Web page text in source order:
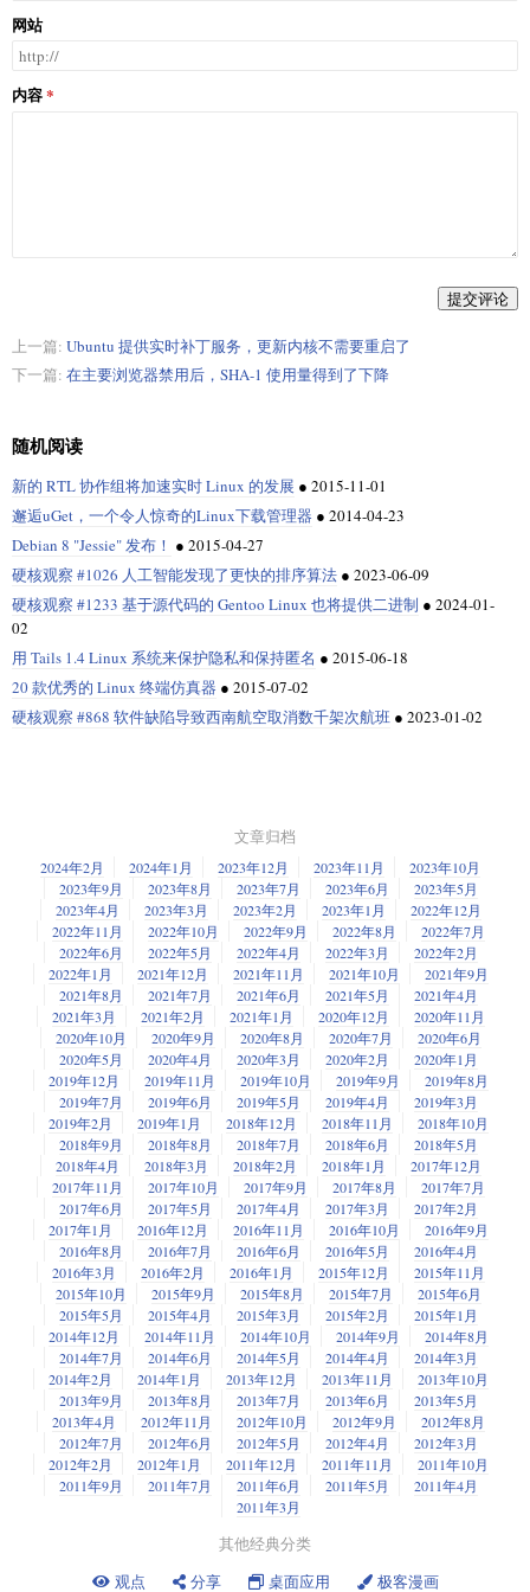
网站
内容
提交评论
上一篇: Ubuntu 提供实时补丁服务，更新内核不需要重启了
下一篇: 在主要浏览器禁用后，SHA-1 使用量得到了下降
随机阅读
新的 RTL 协作组将加速实时 Linux 的发展 ● 2015-11-01
邂逅uGet，一个令人惊奇的Linux下载管理器 ● 2014-04-23
Debian 8 "Jessie" 发布！ ● 2015-04-27
硬核观察 #1026 人工智能发现了更快的排序算法 ● 2023-06-09
硬核观察 #1233 基于源代码的 Gentoo Linux 也将提供二进制 ● 2024-01-
02
用 Tails 1.4 Linux 系统来保护隐私和保持匿名 ● 2015-06-18
20 款优秀的 Linux 终端仿真器 ● 2015-07-02
硬核观察 #868 软件缺陷导致西南航空取消数千架次航班 ● 2023-01-02
文章归档
2024年2月 2024年1月 2023年12月 2023年11月
2023年10月
2023年9月
2023年8月 2023年7月 2023年6月
2023年5月
2023年4月
2023年3月 2023年2月 2023年1月
2022年12月
2022年11月
2022年10月 2022年9月 2022年8月
2022年7月
2022年6月
2022年5月 2022年4月 2022年3月
2022年2月
2022年1月
2021年12月 2021年11月 2021年10月
2021年9月
2021年8月
2021年7月 2021年6月 2021年5月
2021年4月
2021年3月
2021年2月 2021年1月 2020年12月
2020年11月
2020年10月
2020年9月 2020年8月 2020年7月
2020年6月
2020年5月
2020年4月 2020年3月 2020年2月
2020年1月
2019年12月
2019年11月 2019年10月 2019年9月
2019年8月
2019年7月
2019年6月 2019年5月 2019年4月
2019年3月
2019年2月
2019年1月 2018年12月 2018年11月
2018年10月
2018年9月
2018年8月 2018年7月 2018年6月
2018年5月
2018年4月
2018年3月 2018年2月 2018年1月
2017年12月
2017年11月
2017年10月 2017年9月 2017年8月
2017年7月
2017年6月
2017年5月 2017年4月 2017年3月
2017年2月
2017年1月
2016年12月 2016年11月 2016年10月
2016年9月
2016年8月
2016年7月 2016年6月 2016年5月
2016年4月
2016年3月
2016年2月 2016年1月 2015年12月
2015年11月
2015年10月
2015年9月 2015年8月 2015年7月
2015年6月
2015年5月
2015年4月 2015年3月 2015年2月
2015年1月
2014年12月
2014年11月 2014年10月 2014年9月
2014年8月
2014年7月
2014年6月 2014年5月 2014年4月
2014年3月
2014年2月
2014年1月 2013年12月 2013年11月
2013年10月
2013年9月
2013年8月 2013年7月 2013年6月
2013年5月
2013年4月
2012年11月 2012年10月 2012年9月
2012年8月
2012年7月
2012年6月 2012年5月 2012年4月
2012年3月
2012年2月
2012年1月 2011年12月 2011年11月
2011年10月
2011年9月
2011年7月 2011年6月 2011年5月
2011年4月
2011年3月
其他经典分类
观点
分享 桌面应用 极客漫画